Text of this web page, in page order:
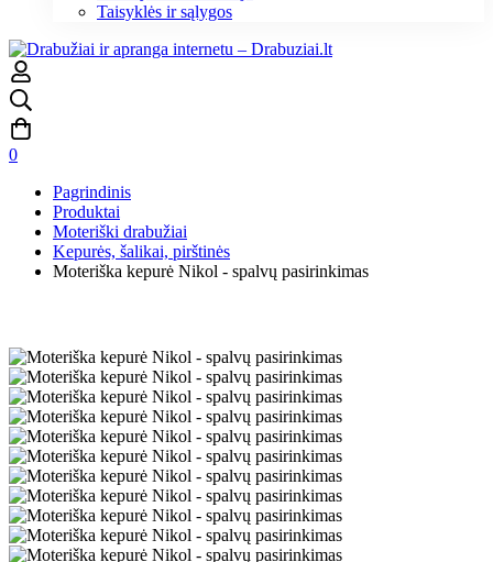
Taisyklės ir sąlygos
0
Pagrindinis
Produktai
Moteriški drabužiai
Kepurės, šalikai, pirštinės
Moteriška kepurė Nikol - spalvų pasirinkimas